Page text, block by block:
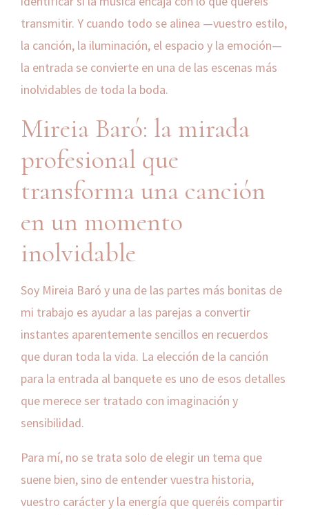
transmitir. Y cuando todo se alinea —vuestro estilo,
la canción, la iluminación, el espacio y la emoción—
la entrada se convierte en una de las escenas más
inolvidables de toda la boda.
Mireia Baró: la mirada
profesional que
transforma una canción
en un momento
inolvidable
Soy Mireia Baró y una de las partes más bonitas de
mi trabajo es ayudar a las parejas a convertir
instantes aparentemente sencillos en recuerdos
que duran toda la vida. La elección de la canción
para la entrada al banquete es uno de esos detalles
que merece ser tratado con imaginación y
sensibilidad.
Para mí, no se trata solo de elegir un tema que
suene bien, sino de entender vuestra historia,
vuestro carácter y la energía que queréis compartir